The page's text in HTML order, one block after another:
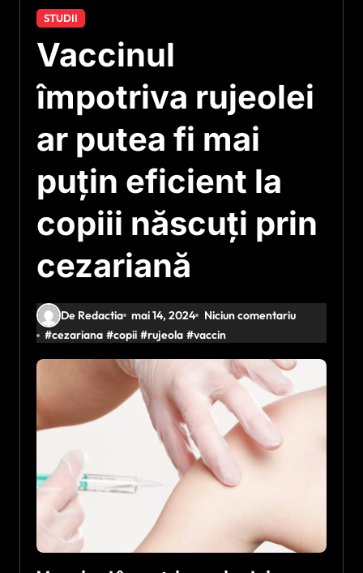
STUDII
Vaccinul
împotriva rujeolei
ar putea fi mai
puțin eficient la
copiii născuți prin
cezariană
De Redactia mai 14, 2024
Niciun comentariu
#cezariana #copii #rujeola #vaccin